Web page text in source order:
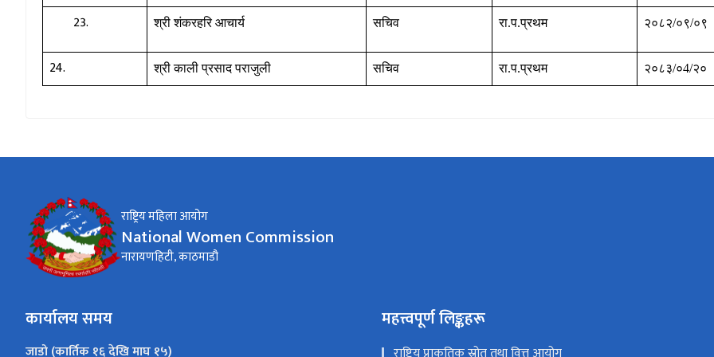
श्री शंकरहरि आचार्य सचिव रा.प.प्रथम २०८२/०९/०९
24. श्री काली प्रसाद पराजुली सचिव रा.प.प्रथम २०८३/०4/२०
राष्ट्रिय महिला आयोग
National Women Commission
नारायणहिटी, काठमाडौ
कार्यालय समय
जाडो (कार्तिक १६ देखि माघ १५)
महत्त्वपूर्ण लिङ्कहरू